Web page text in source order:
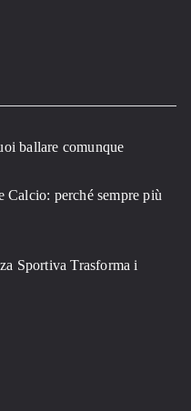
ballare comunque
Calcio: perché sempre più
Sportiva Trasforma i